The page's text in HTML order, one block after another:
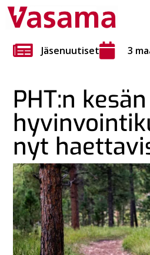
Jäsenuutiset 3
PHT:n kesän
nyt